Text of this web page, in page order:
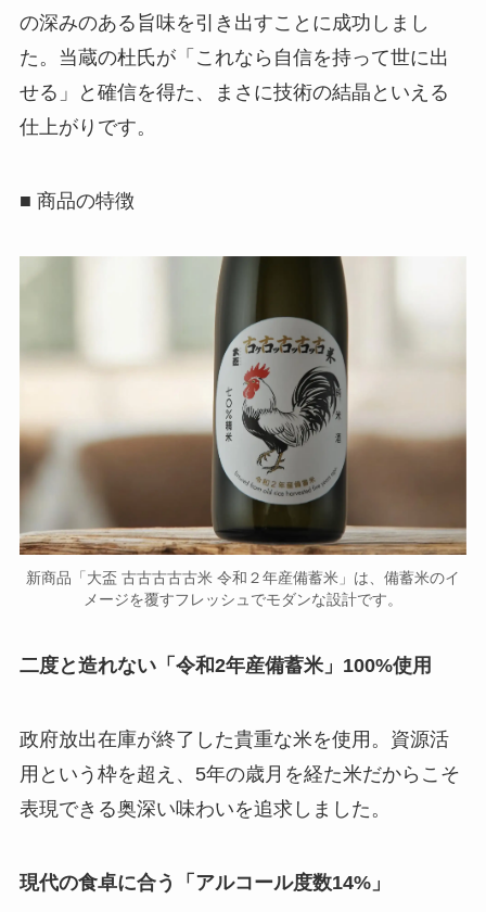
の深みのある旨味を引き出すことに成功しまし
た。当蔵の杜氏が「これなら自信を持って世に出
せる」と確信を得た、まさに技術の結晶といえる
仕上がりです。
■ 商品の特徴
新商品「大盃 古古古古古米 令和２年産備蓄米」は、備蓄米のイ
メージを覆すフレッシュでモダンな設計です。
二度と造れない「令和2年産備蓄米」100%使用
政府放出在庫が終了した貴重な米を使用。資源活
用という枠を超え、5年の歳月を経た米だからこそ
表現できる奥深い味わいを追求しました。
現代の食卓に合う「アルコール度数14%」